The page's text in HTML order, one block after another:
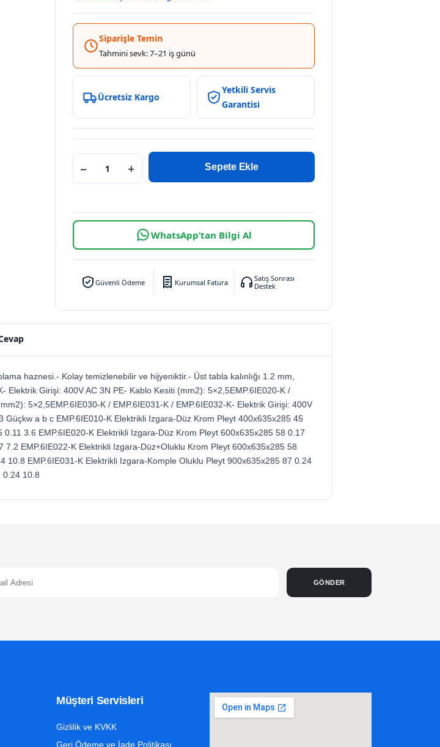
Siparişle Temin
Tahmini sevk: 7–21 iş günü
Ücretsiz Kargo
Yetkili Servis
Garantisi
− + Sepete Ekle
WhatsApp’tan Bilgi Al
Güvenli Ödeme Kurumsal Fatura
Satış Sonrası
Destek
haznesi.- Kolay temizlenebilir ve hijyeniktir.- Üst tabla kalınlığı 1.2 mm,
Girişi: 400V AC 3N PE- Kablo Kesiti (mm2): 5×2,5EMP.6IE020-K /
5×2,5EMP.6IE030-K / EMP.6IE031-K / EMP.6IE032-K- Elektrik Girişi: 400V
Güçkw a b c EMP.6IE010-K Elektrikli Izgara-Düz Krom Pleyt 400x635x285 45
3.6 EMP.6IE020-K Elektrikli Izgara-Düz Krom Pleyt 600x635x285 58 0.17
EMP.6IE022-K Elektrikli Izgara-Düz+Oluklu Krom Pleyt 600x635x285 58
EMP.6IE031-K Elektrikli Izgara-Komple Oluklu Pleyt 900x635x285 87 0.24
0.24 10.8
GÖNDER
Müşteri Servisleri
Gizlilik ve KVKK
Geri Ödeme ve İade Politikası